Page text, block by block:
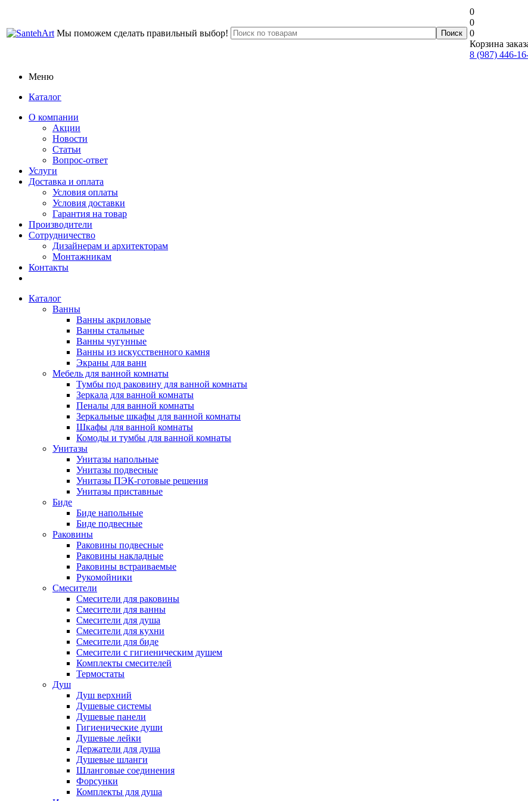
Мы поможем сделать правильный выбор!
0
0
0
Корзина
8 (987) 446-
Меню
Каталог
О компании
Акции
Новости
Статьи
Вопрос-ответ
Услуги
Доставка и оплата
Условия оплаты
Условия доставки
Гарантия на товар
Производители
Сотрудничество
Дизайнерам и архитекторам
Монтажникам
Контакты
Каталог
Ванны
Ванны акриловые
Ванны стальные
Ванны чугунные
Ванны из искусственного камня
Экраны для ванн
Мебель для ванной комнаты
Тумбы под раковину для ванной комнаты
Зеркала для ванной комнаты
Пеналы для ванной комнаты
Зеркальные шкафы для ванной комнаты
Шкафы для ванной комнаты
Комоды и тумбы для ванной комнаты
Унитазы
Унитазы напольные
Унитазы подвесные
Унитазы ПЭК-готовые решения
Унитазы приставные
Биде
Биде напольные
Биде подвесные
Раковины
Раковины подвесные
Раковины накладные
Раковины встраиваемые
Рукомойники
Смесители
Смесители для раковины
Смесители для ванны
Смесители для душа
Смесители для кухни
Смесители для биде
Смесители с гигиеническим душем
Комплекты смесителей
Термостаты
Душ
Душ верхний
Душевые системы
Душевые панели
Гигиенические души
Душевые лейки
Держатели для душа
Душевые шланги
Шланговые соединения
Форсунки
Комплекты для душа